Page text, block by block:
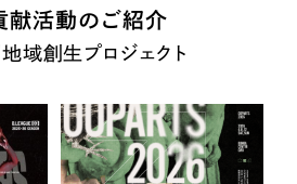
献活動のご紹介
域創生プロジェクト